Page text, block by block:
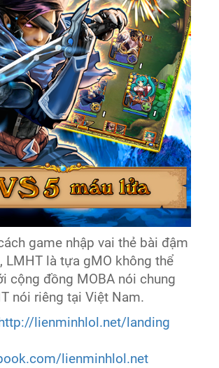
game nhập vai thẻ bài đậm
LMHT là tựa gMO không thể
cộng đồng MOBA nói chung
nói riêng tại Việt Nam.
http://lienminhlol.net/landing
lienminhlol.net